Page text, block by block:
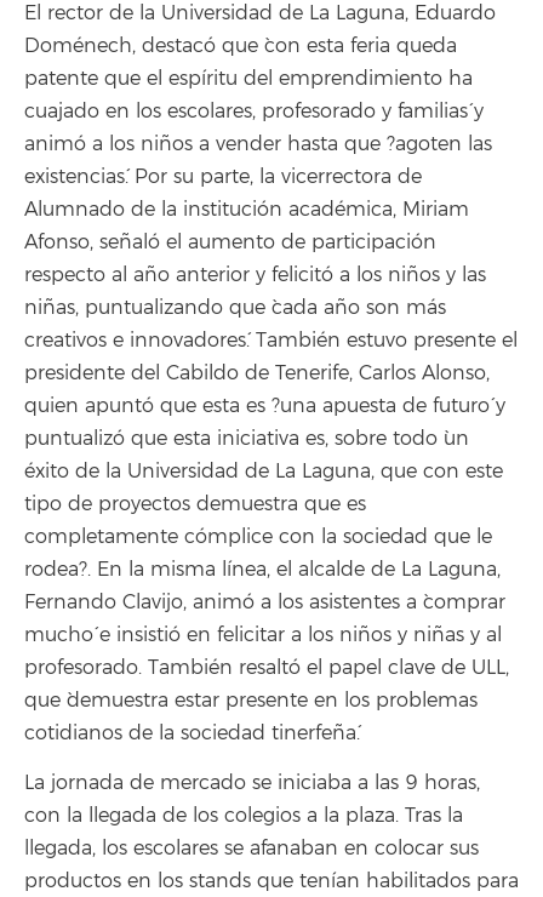
El rector de la Universidad de La Laguna, Eduardo
Doménech, destacó que `con esta feria queda
patente que el espíritu del emprendimiento ha
cuajado en los escolares, profesorado y familias´ y
animó a los niños a vender hasta que ?agoten las
existencias´. Por su parte, la vicerrectora de
Alumnado de la institución académica, Miriam
Afonso, señaló el aumento de participación
respecto al año anterior y felicitó a los niños y las
niñas, puntualizando que `cada año son más
creativos e innovadores´. También estuvo presente el
presidente del Cabildo de Tenerife, Carlos Alonso,
quien apuntó que esta es ?una apuesta de futuro´ y
puntualizó que esta iniciativa es, sobre todo `un
éxito de la Universidad de La Laguna, que con este
tipo de proyectos demuestra que es
completamente cómplice con la sociedad que le
rodea?. En la misma línea, el alcalde de La Laguna,
Fernando Clavijo, animó a los asistentes a `comprar
mucho´ e insistió en felicitar a los niños y niñas y al
profesorado. También resaltó el papel clave de ULL,
que `demuestra estar presente en los problemas
cotidianos de la sociedad tinerfeña´.
La jornada de mercado se iniciaba a las 9 horas,
con la llegada de los colegios a la plaza. Tras la
llegada, los escolares se afanaban en colocar sus
productos en los stands que tenían habilitados para